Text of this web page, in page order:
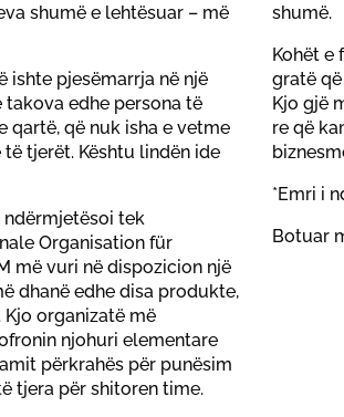
shumë e lehtësuar – më
ishte pjesëmarrja në një
takova edhe persona të
qartë, që nuk isha e vetme
tjerët. Kështu lindën ide
ndërmjetësoi tek
Organisation für
më vuri në dispozicion një
dhanë edhe disa produkte,
Kjo organizatë më
njohuri elementare
përkrahës për punësim
tjera për shitoren time.
shumë.
Kohët e
gratë
Kjo gjë
re që
*Emri i
Botuar